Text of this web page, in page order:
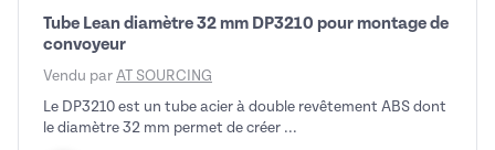
Tube Lean diamètre 32 mm DP3210 pour montage de
convoyeur
Vendu par AT SOURCING
Le DP3210 est un tube acier à double revêtement ABS dont
le diamètre 32 mm permet de créer ...